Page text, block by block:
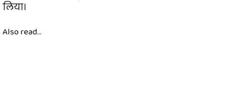
लिया।
Also read...